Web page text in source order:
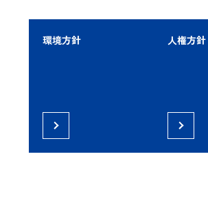
環境方針 人権方針